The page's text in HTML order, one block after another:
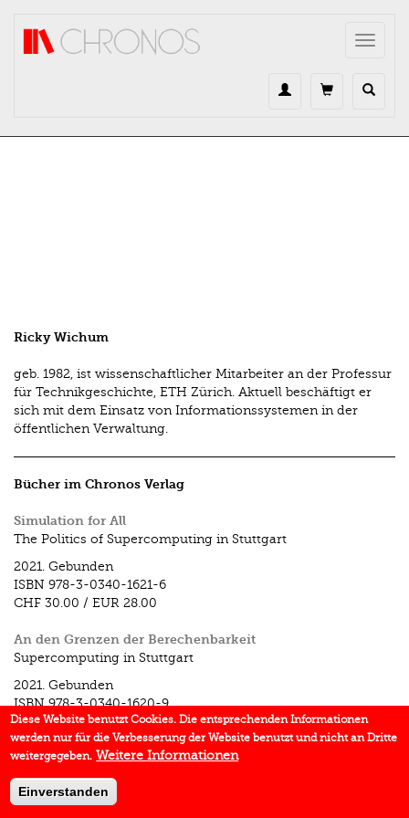
Toggle
Ricky Wichum
geb. 1982, ist wissenschaftlicher Mitarbeiter an der Professur
für Technikgeschichte, ETH Zürich. Aktuell beschäftigt er
sich mit dem Einsatz von Informationssystemen in der
öffentlichen Verwaltung.
Bücher im Chronos Verlag
Simulation for All
The Politics of Supercomputing in Stuttgart
2021. Gebunden
ISBN 978-3-0340-1621-6
CHF 30.00 / EUR 28.00
An den Grenzen der Berechenbarkeit
Supercomputing in Stuttgart
2021. Gebunden
ISBN 978-3-0340-1620-9
CHF 30.00/EUR 28.00
Diese Website benutzt Cookies. Die entsprechenden Informationen
werden nur für die Verbesserung der Website benutzt und nicht an Dritte
weitergegeben. Weitere Informationen
Einverstanden